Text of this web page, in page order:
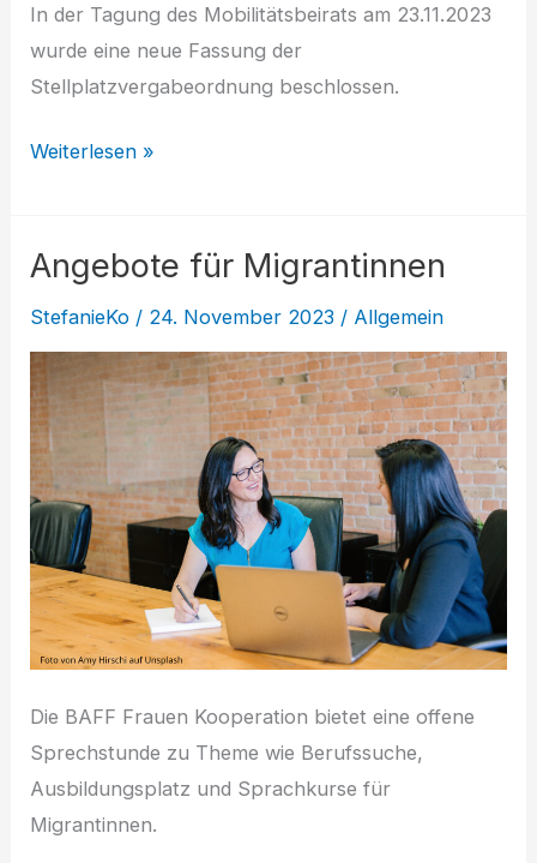
In der Tagung des Mobilitätsbeirats am 23.11.2023
wurde eine neue Fassung der
Stellplatzvergabeordnung beschlossen.
Stellplatzvergabeordnung
Weiterlesen »
Angebote für Migrantinnen
StefanieKo / 24. November 2023 / Allgemein
Die BAFF Frauen Kooperation bietet eine offene
Sprechstunde zu Theme wie Berufssuche,
Ausbildungsplatz und Sprachkurse für
Migrantinnen.